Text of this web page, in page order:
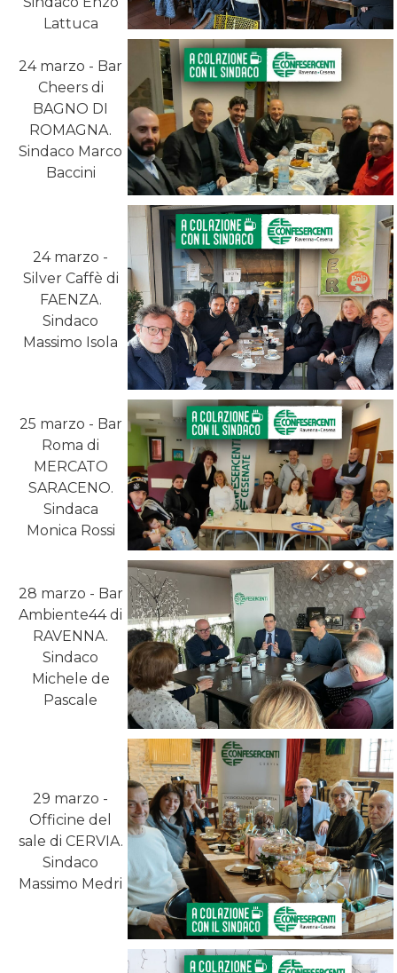
Lattuca
24 marzo - Bar
Cheers di
BAGNO DI
ROMAGNA.
Sindaco Marco
Baccini
24 marzo -
Silver Caffè di
FAENZA.
Sindaco
Massimo Isola
25 marzo - Bar
Roma di
MERCATO
SARACENO.
Sindaca
Monica Rossi
28 marzo - Bar
Ambiente44 di
RAVENNA.
Sindaco
Michele de
Pascale
29 marzo -
Officine del
sale di CERVIA.
Sindaco
Massimo Medri